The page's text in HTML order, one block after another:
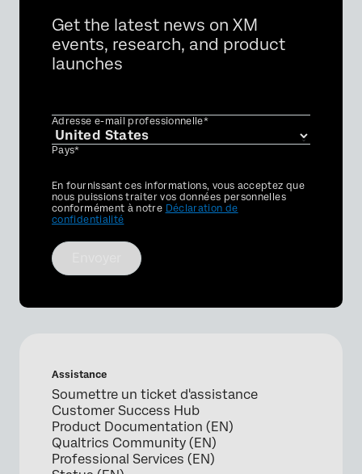
Get the latest news on XM
events, research, and product
launches
Adresse e-mail professionnelle*
Pays*
Privacy
Optin
En fournissant ces informations, vous acceptez que
nous puissions traiter vos données personnelles
conformément à notre Déclaration de
confidentialité
Assistance
Soumettre un ticket d'assistance
Customer Success Hub
Product Documentation (EN)
Qualtrics Community (EN)
Professional Services (EN)